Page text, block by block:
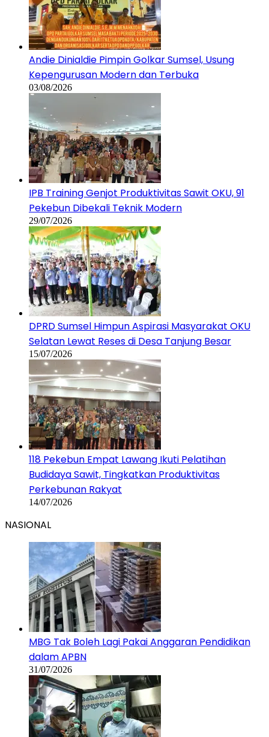
Andie Dinialdie Pimpin Golkar Sumsel, Usung
Kepengurusan Modern dan Terbuka
03/08/2026
IPB Training Genjot Produktivitas Sawit OKU, 91
Pekebun Dibekali Teknik Modern
29/07/2026
DPRD Sumsel Himpun Aspirasi Masyarakat OKU
Selatan Lewat Reses di Desa Tanjung Besar
15/07/2026
118 Pekebun Empat Lawang Ikuti Pelatihan
Budidaya Sawit, Tingkatkan Produktivitas
Perkebunan Rakyat
14/07/2026
NASIONAL
MBG Tak Boleh Lagi Pakai Anggaran Pendidikan
dalam APBN
31/07/2026